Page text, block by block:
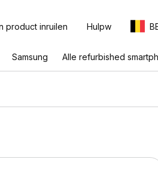
product inruilen Hulpw
Samsung Alle refurbished